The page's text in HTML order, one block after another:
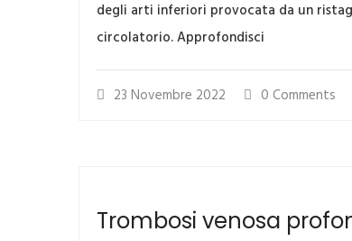
degli arti inferiori provocata da un
circolatorio. Approfondisci
23 Novembre 2022 0 Comments
Trombosi venosa